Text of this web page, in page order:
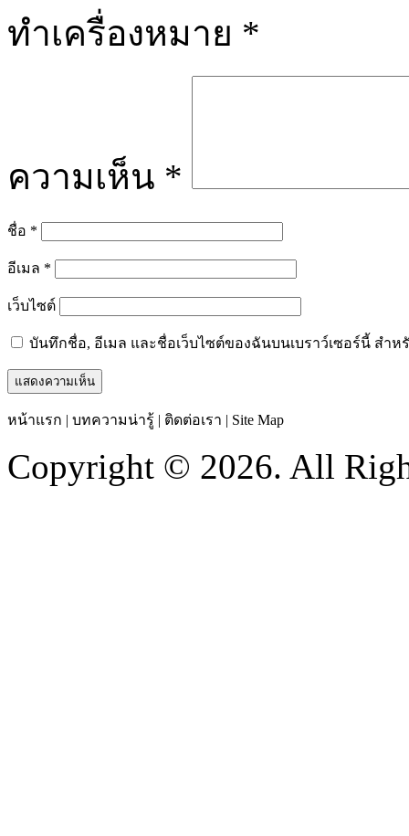
ทำเครื่องหมาย *
ความเห็น *
ชื่อ *
อีเมล *
เว็บไซต์
บันทึกชื่อ, อีเมล และชื่อเว็บไซต์ของฉันบนเบราว์เซอร์นี้ สำห
หน้าแรก | บทความน่ารู้ | ติดต่อเรา | Site Map
Copyright © 2026. All